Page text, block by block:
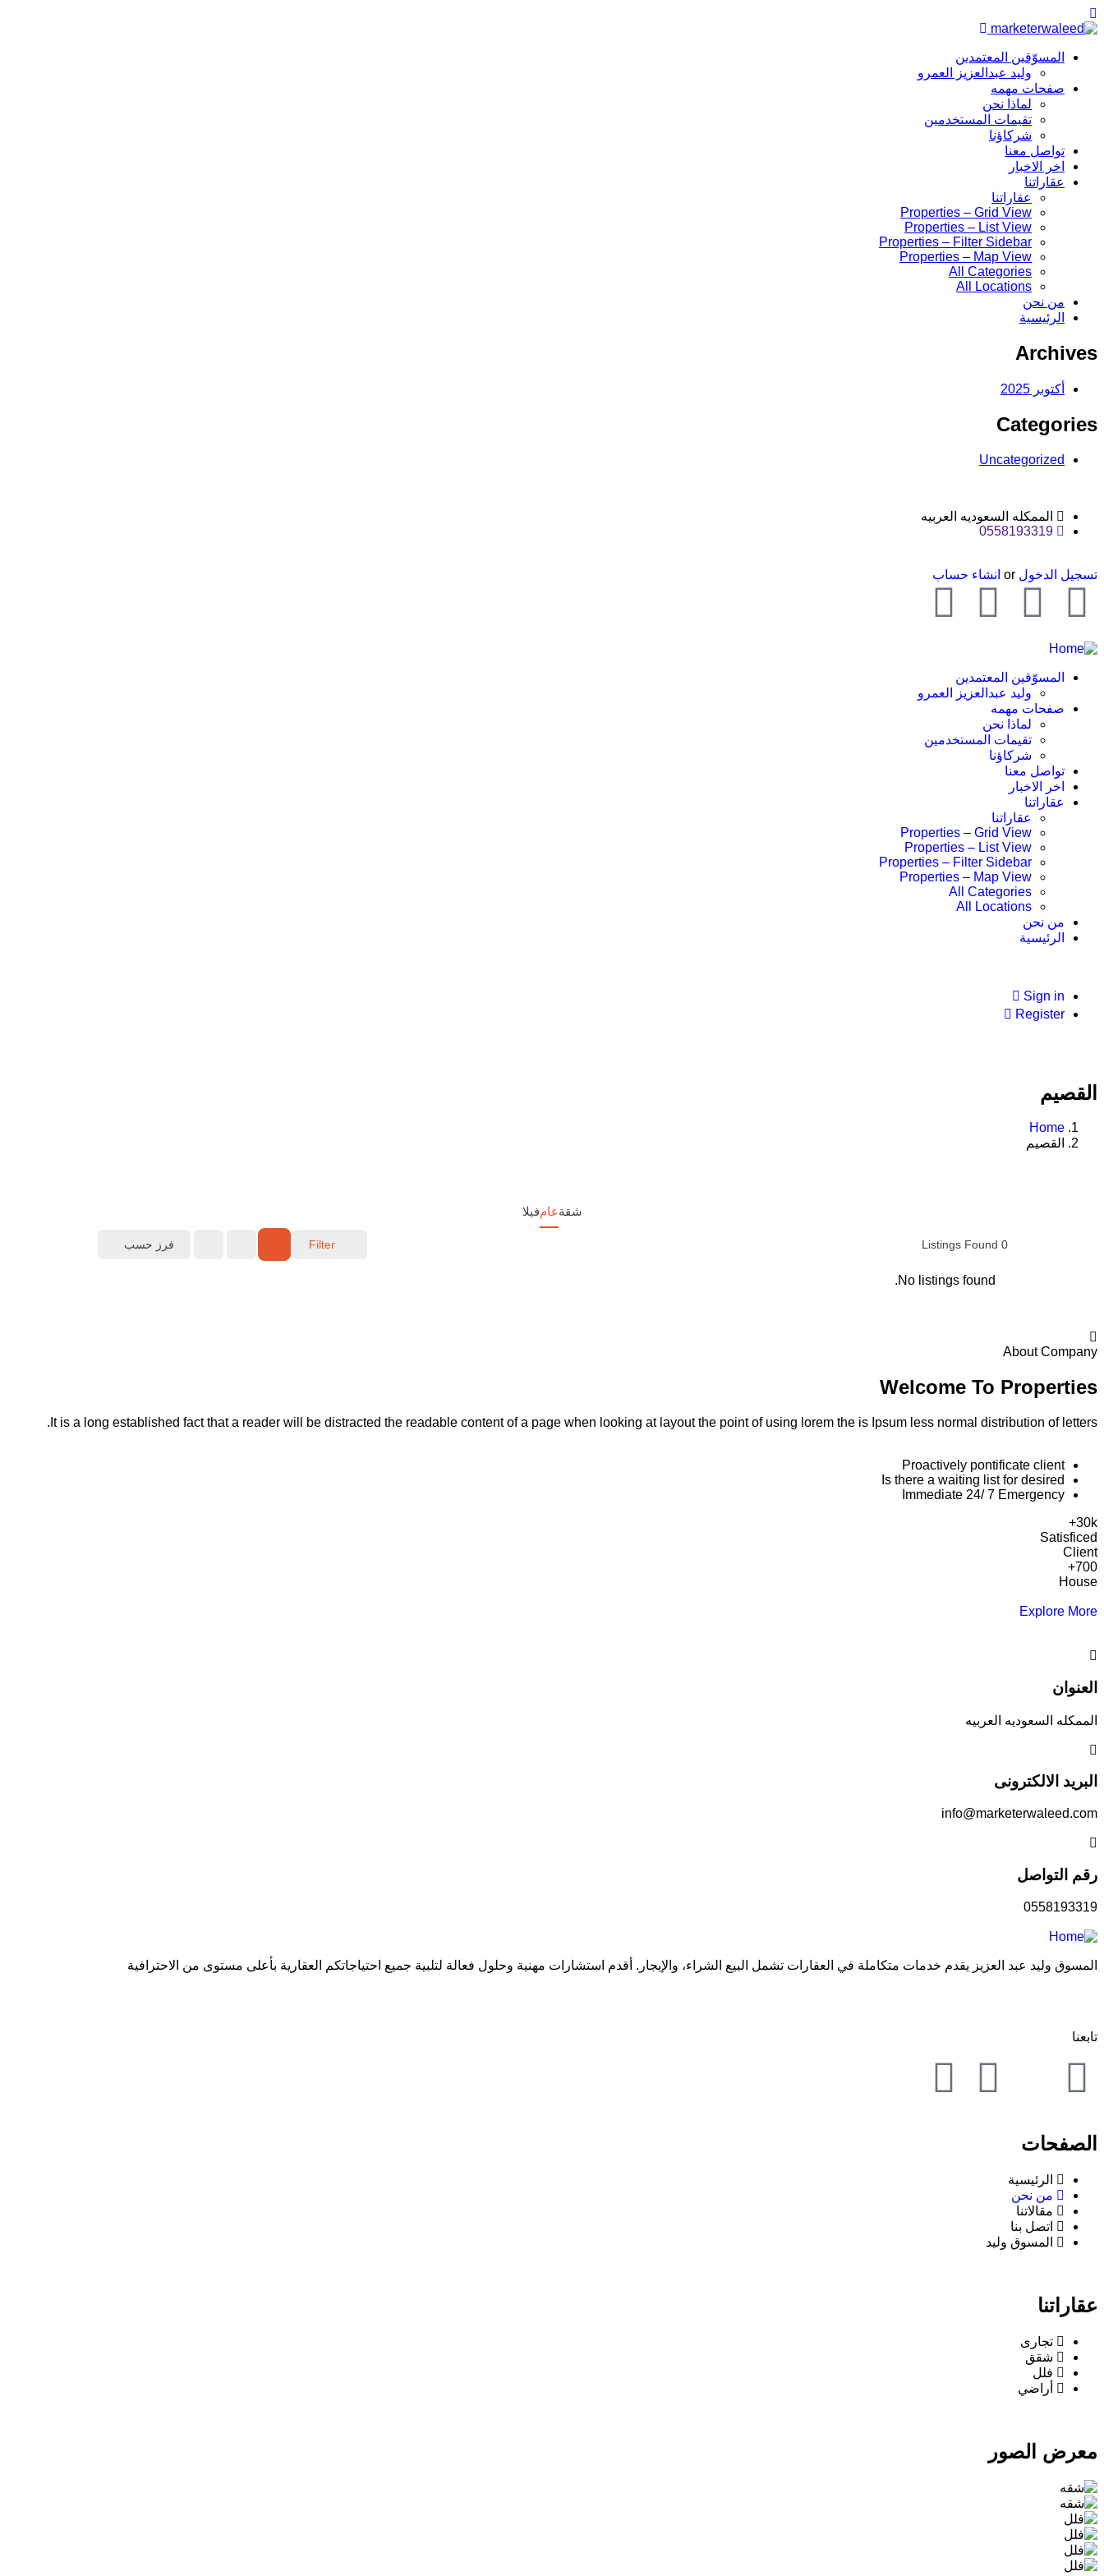
المسوّقين المعتمدين
وليد عبدالعزيز العمرو
صفحات مهمه
لماذا نحن
تقيمات المستخدمين
شركاؤنا
تواصل معنا
اخر الاخبار
عقاراتنا
عقاراتنا
Properties – Grid View
Properties – List View
Properties – Filter Sidebar
Properties – Map View
All Categories
All Locations
من نحن
الرئيسية
Archives
أكتوبر 2025
Categories
Uncategorized
الممكله السعوديه العربيه
0558193319
تسجيل الدخول or انشاء حساب
المسوّقين المعتمدين
وليد عبدالعزيز العمرو
صفحات مهمه
لماذا نحن
تقيمات المستخدمين
شركاؤنا
تواصل معنا
اخر الاخبار
عقاراتنا
عقاراتنا
Properties – Grid View
Properties – List View
Properties – Filter Sidebar
Properties – Map View
All Categories
All Locations
من نحن
الرئيسية
Sign in
Register
القصيم
Home
القصيم
شقةعامفيلا
0
Filter فرز حسب
No listings found.
About Company
Welcome To Properties
It is a long established fact that a reader will be distracted the readable content of a page when looking at layout the point of using lorem the is Ipsum less normal distribution of letters.
Proactively pontificate client
Is there a waiting list for desired
Immediate 24/ 7 Emergency
30k
+
Satisficed
Client
700
+
House
Explore More
العنوان
الممكله السعوديه العربيه
البريد الالكترونى
info@marketerwaleed.com
رقم التواصل
0558193319
المسوق وليد عبد العزيز يقدم خدمات متكاملة في العقارات تشمل البيع الشراء، والإيجار. أقدم استشارات مهنية وحلول فعالة لتلبية جميع احتياجاتكم العقارية بأعلى مستوى من الاحترافية
تابعنا
الصفحات
الرئيسية
من نحن
مقالاتنا
اتصل بنا
المسوق وليد
عقاراتنا
تجارى
شقق
فلل
أراضي
معرض الصور